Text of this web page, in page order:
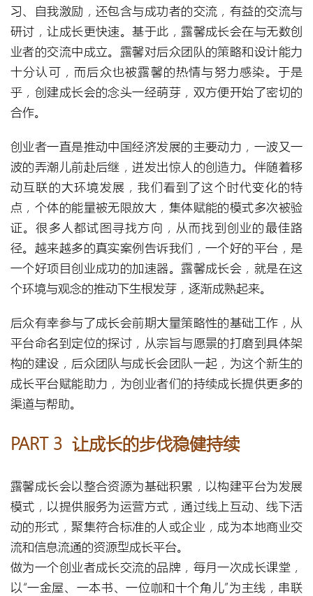
习、自我激励，还包含与成功者的交流，有益的交流与
研讨，让成长更快速。基于此，露馨成长会在与无数创
业者的交流中成立。露馨对后众团队的策略和设计能力
十分认可，而后众也被露馨的热情与努力感染。于是
乎，创建成长会的念头一经萌芽，双方便开始了密切的
合作。
创业者一直是推动中国经济发展的主要动力，一波又一
波的弄潮儿前赴后继，迸发出惊人的创造力。伴随着移
动互联的大环境发展，我们看到了这个时代变化的特
点，个体的能量被无限放大，集体赋能的模式多次被验
证。很多人都试图寻找方向，从而找到创业的最佳路
径。越来越多的真实案例告诉我们，一个好的平台，是
一个好项目创业成功的加速器。露馨成长会，就是在这
个环境与观念的推动下生根发芽，逐渐成熟起来。
后众有幸参与了成长会前期大量策略性的基础工作，从
平台命名到定位的探讨，从宗旨与愿景的打磨到具体架
构的建设，后众团队与成长会团队一起，为这个新生的
成长平台赋能助力，为创业者们的持续成长提供更多的
渠道与帮助。
PART 3 让成长的步伐稳健持续
露馨成长会以整合资源为基础积累，以构建平台为发展
模式，以提供服务为运营方式，通过线上互动、线下活
动的形式，聚集符合标准的人或企业，成为本地商业交
流和信息流通的资源型成长平台。
做为一个创业者成长交流的品牌，每月一次成长课堂，
以“一金屋、一本书、一位咖和十个角儿”为主线，串联